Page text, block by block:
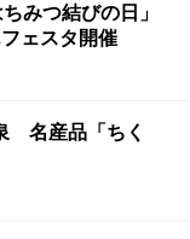
みつ結びの日」
ェスタ開催
名産品「ちく